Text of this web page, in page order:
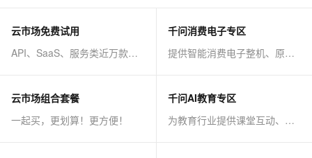
云市场免费试用
API、SaaS、服务类近万款商品免费试！
千问消费电子专区
提供智能消费电子整机、原子能力等AI方案
云市场组合套餐
一起买，更划算！更方便！
千问AI教育专区
为教育行业提供课堂互动、课程制作等AI方案